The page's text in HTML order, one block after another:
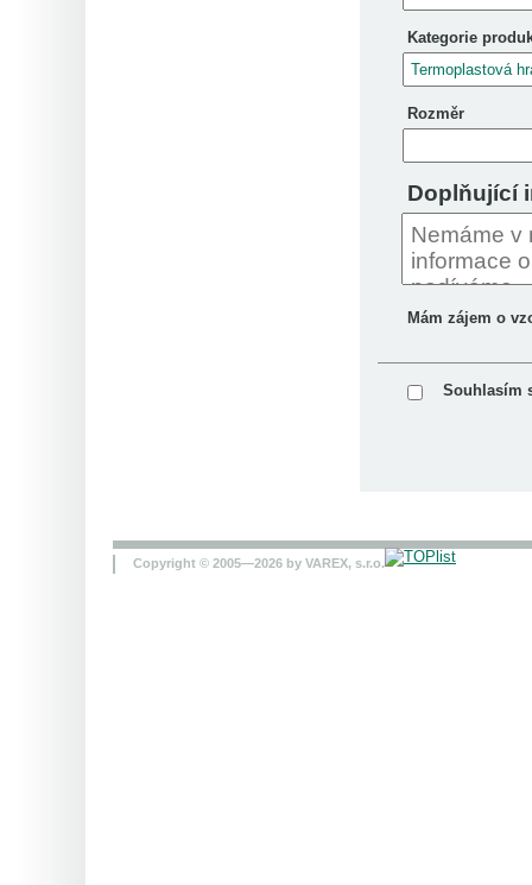
Kategorie
Rozměr
Doplňující
Mám zájem o
Souhlasím
Copyright © 2005—2026 by VAREX, s.r.o.